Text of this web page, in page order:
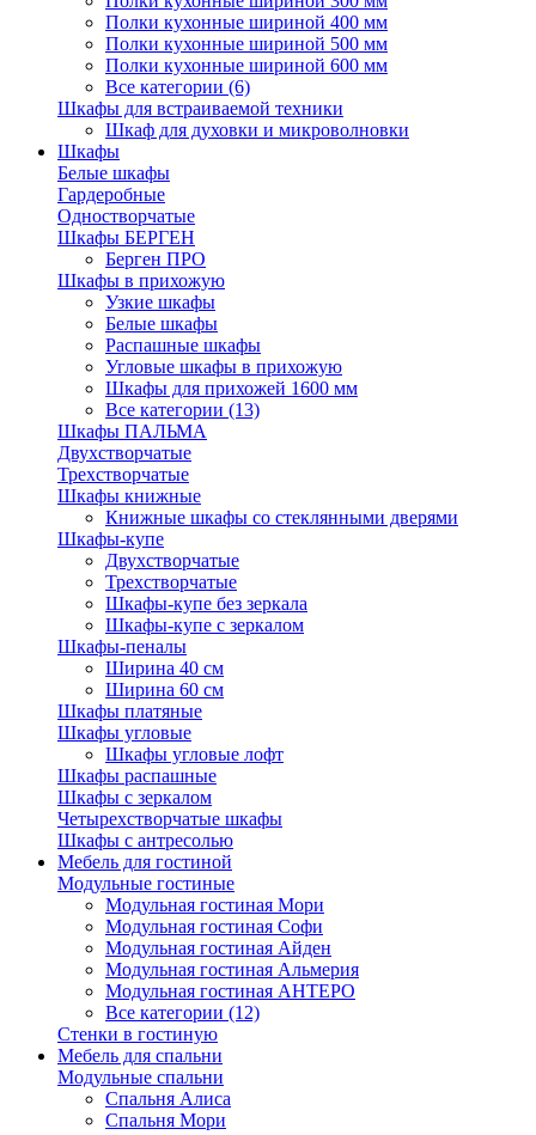
Полки кухонные шириной 400 мм
Полки кухонные шириной 500 мм
Полки кухонные шириной 600 мм
Все категории (6)
Шкафы для встраиваемой техники
Шкаф для духовки и микроволновки
Шкафы
Белые шкафы
Гардеробные
Одностворчатые
Шкафы БЕРГЕН
Берген ПРО
Шкафы в прихожую
Узкие шкафы
Белые шкафы
Распашные шкафы
Угловые шкафы в прихожую
Шкафы для прихожей 1600 мм
Все категории (13)
Шкафы ПАЛЬМА
Двухстворчатые
Трехстворчатые
Шкафы книжные
Книжные шкафы со стеклянными дверями
Шкафы-купе
Двухстворчатые
Трехстворчатые
Шкафы-купе без зеркала
Шкафы-купе с зеркалом
Шкафы-пеналы
Ширина 40 см
Ширина 60 см
Шкафы платяные
Шкафы угловые
Шкафы угловые лофт
Шкафы распашные
Шкафы с зеркалом
Четырехстворчатые шкафы
Шкафы с антресолью
Мебель для гостиной
Модульные гостиные
Модульная гостиная Мори
Модульная гостиная Софи
Модульная гостиная Айден
Модульная гостиная Альмерия
Модульная гостиная АНТЕРО
Все категории (12)
Стенки в гостиную
Мебель для спальни
Модульные спальни
Спальня Алиса
Спальня Мори